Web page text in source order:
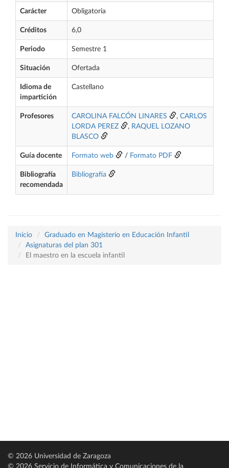
Carácter Obligatoria
Créditos 6,0
Periodo Semestre 1
Situación Ofertada
Idioma de
impartición
Castellano
Profesores CAROLINA FALCÓN LINARES , CARLOS
LORDA PEREZ
, RAQUEL LOZANO
BLASCO
Guía docente Formato web / Formato PDF
Bibliografía
recomendada
Bibliografía
Inicio
Graduado en Magisterio en Educación Infantil
Asignaturas del plan 301
El maestro en la escuela infantil
© 2026 Universidad de Zaragoza
© 2026 Servicio de Informática y Comunicaciones de la